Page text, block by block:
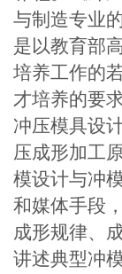
与制造专业
是以教育部
培养工作的
才培养的要
冲压模具设
压成形加工
模设计与冲
和媒体手段
成形规律、
讲述典型冲